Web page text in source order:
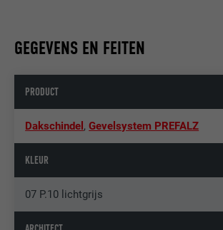
GEGEVENS EN FEITEN
PRODUCT
Dakschindel ,Gevelsystem PREFALZ
KLEUR
07 P.10 lichtgrijs